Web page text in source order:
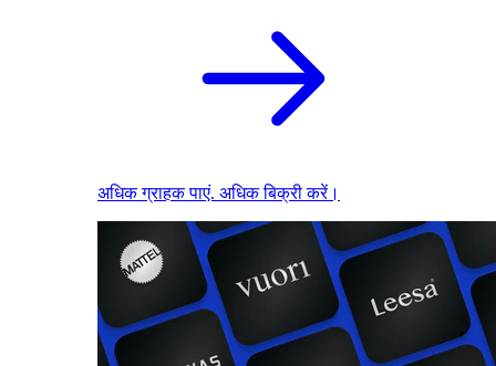
अधिक ग्राहक पाएं. अधिक बिक्री करें।